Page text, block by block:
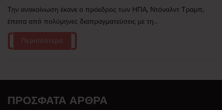
Την ανακοίνωση έκανε ο πρόεδρος των ΗΠΑ, Ντόναλντ Τραμπ,
έπειτα από πολύμηνες διαπραγματεύσεις με τη...
Περισσότερα
ΠΡΌΣΦΑΤΑ ΆΡΘΡΑ